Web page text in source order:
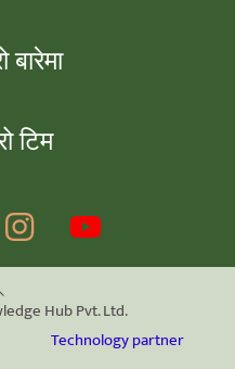
बारेमा
टिम
Hub Pvt. Ltd.
Technology partner